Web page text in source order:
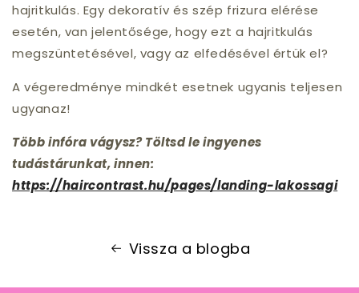
hajritkulás. Egy dekoratív és szép frizura elérése
esetén, van jelentősége, hogy ezt a hajritkulás
megszüntetésével, vagy az elfedésével értük el?
A végeredménye mindkét esetnek ugyanis teljesen
ugyanaz!
Több infóra vágysz? Töltsd le ingyenes
tudástárunkat, innen:
https://haircontrast.hu/pages/landing-lakossagi
Vissza a blogba